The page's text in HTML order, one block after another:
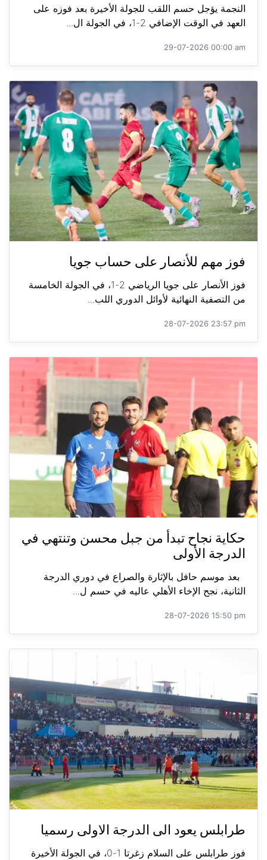
النجمة يؤجل حسم اللقب للجولة الأخيرة بعد فوزه على
العهد في الوقت الإضافي 2-1، في الجولة ال...
29-07-2026 00:00 am
فوز مهم للأنصار على حساب جويا
فوز الأنصار على جويا الرياضي 2-1، في الجولة الخامسة
من التصفية النهائية لأوائل الدوري اللب...
28-07-2026 23:57 pm
حكاية نجاح تبدأ من جبل محسن وتنتهي في
الدرجة الأولى
بعد موسم حافل بالإثارة والصراع في دوري الدرجة
الثانية، نجح الإخاء الأهلي عاليه في حسم ل...
28-07-2026 15:50 pm
طرابلس يعود الى الدرجة الاولى رسميا
فوز طرابلس على السلام زغرتا 1-0، في الجولة الأخيرة